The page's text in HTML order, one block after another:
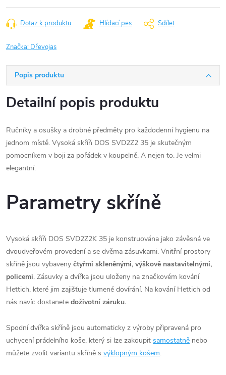
Dotaz k produktu Hlídací pes Sdílet
Značka: Dřevojas
Popis produktu
Detailní popis produktu
Ručníky a osušky a drobné předměty pro každodenní hygienu na
jednom místě. Vysoká skříň DOS SVD2Z2 35 je skutečným
pomocníkem v boji za pořádek v koupelně. A nejen to. Je velmi
elegantní.
Parametry skříně
Vysoká skříň DOS SVD2Z2K 35 je konstruována jako závěsná ve
dvoudveřovém provedení a se dvěma zásuvkami. Vnitřní prostory
skříně jsou vybaveny čtyřmi skleněnými, výškově nastavitelnými,
policemi. Zásuvky a dvířka jsou uloženy na značkovém kování
Hettich, které jim zajišťuje tlumené dovírání. Na kování Hettich od
nás navíc dostanete doživotní záruku.
Spodní dvířka skříně jsou automaticky z výroby připravená pro
uchycení prádelního koše, který si lze zakoupit samostatně nebo
můžete zvolit variantu skříně s výklopným košem.